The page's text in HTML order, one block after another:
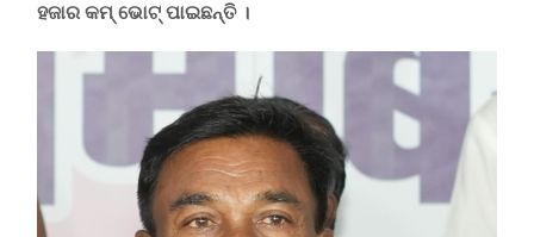
ହଜାର କମ୍ ଭୋଟ୍ ପାଇଛନ୍ତି ।